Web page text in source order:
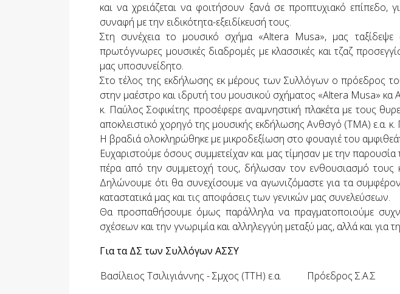
και να χρειάζεται να φοιτήσουν ξανά σε προπτυχιακό
συναφή με την ειδικότητα-εξειδίκευσή τους.
Στη συνέχεια το μουσικό σχήμα «Altera Musa», μας
πρωτόγνωρες μουσικές διαδρομές με κλασσικές και τζαζ
μας υποσυνείδητο.
Στο τέλος της εκδήλωσης εκ μέρους των Συλλόγων ο πρόεδρος
στην μαέστρο και ιδρυτή του μουσικού σχήματος «Altera Musa»
κ. Παύλος Σοφικίτης προσέφερε αναμνηστική πλακέτα με τους
αποκλειστικό χορηγό της μουσικής εκδήλωσης Ανθσγό (ΤΜΑ) ε.α.
Η βραδιά ολοκληρώθηκε με μικροδεξίωση στο φουαγιέ του
Ευχαριστούμε όσους συμμετείχαν και μας τίμησαν με την
πέρα από την συμμετοχή τους, δήλωσαν τον ενθουσιασμό τους
Δηλώνουμε ότι θα συνεχίσουμε να αγωνιζόμαστε για τα
καταστατικά μας και τις αποφάσεις των γενικών μας συνελεύσεων.
Θα προσπαθήσουμε όμως παράλληλα να πραγματοποιούμε
σχέσεων και την γνωριμία και αλληλεγγύη μεταξύ μας, αλλά και για
Γιατα ΔΣ των Συλλόγων ΑΣΣΥ
Βασίλειος Τσιλιγιάννης - Σμχος (ΤΤΗ) ε.α.
Πρόεδρος Σ.Α.Σ